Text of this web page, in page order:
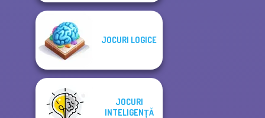
JOCURI LOGICE
JOCURI
INTELIGENȚĂ